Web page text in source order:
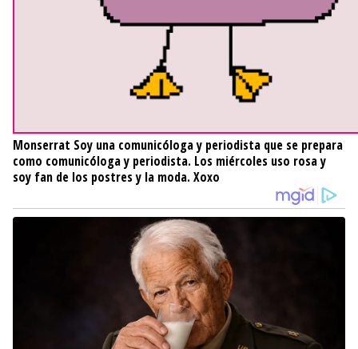
Monserrat Soy una comunicóloga y periodista que se prepara
como comunicóloga y periodista. Los miércoles uso rosa y
soy fan de los postres y la moda. Xoxo